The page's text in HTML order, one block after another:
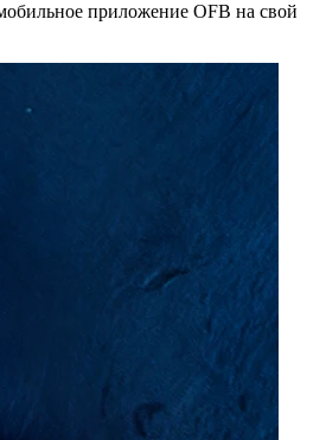
приложение OFB на свой